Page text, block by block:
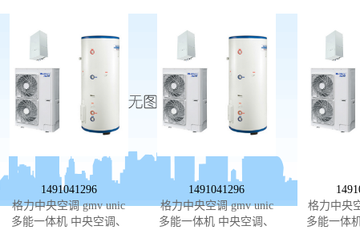
1491041296
格力中央空调 gmv unic
多能一体机 中央空调、
1491041296
格力中央空调 gmv unic
多能一体机 中央空调、
格力中央
多能一体